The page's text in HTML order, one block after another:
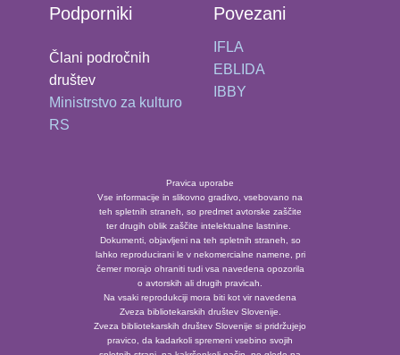
Podporniki
Člani področnih
društev
Ministrstvo za kulturo
RS
Povezani
IFLA
EBLIDA
IBBY
Pravica uporabe
Vse informacije in slikovno gradivo, vsebovano na
teh spletnih straneh, so predmet avtorske zaščite
ter drugih oblik zaščite intelektualne lastnine.
Dokumenti, objavljeni na teh spletnih straneh, so
lahko reproducirani le v nekomercialne namene, pri
čemer morajo ohraniti tudi vsa navedena opozorila
o avtorskih ali drugih pravicah.
Na vsaki reprodukciji mora biti kot vir navedena
Zveza bibliotekarskih društev Slovenije.
Zveza bibliotekarskih društev Slovenije si pridržujejo
pravico, da kadarkoli spremeni vsebino svojih